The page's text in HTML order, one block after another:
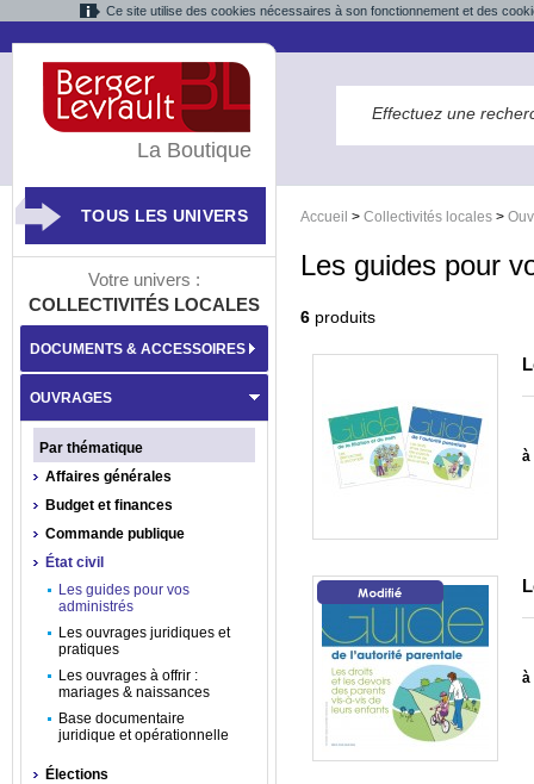
Ce site utilise des cookies nécessaires à son fonctionnement et des
Accueil > Collectivités locales >
Les guides pour
6 produits
à
à
La Boutique
TOUS LES UNIVERS
Votre univers :
COLLECTIVITÉS LOCALES
DOCUMENTS & ACCESSOIRES
OUVRAGES
Par thématique
Affaires générales
Budget et finances
Commande publique
État civil
Les guides pour vos
administrés
Les ouvrages juridiques et
pratiques
Les ouvrages à offrir :
mariages & naissances
Base documentaire
juridique et opérationnelle
Élections